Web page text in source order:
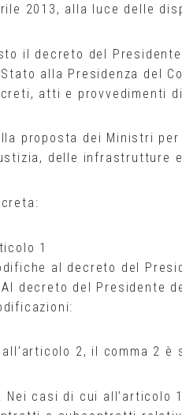
2013, alla luce delle
il decreto del
alla Presidenza del
atti e provvedimenti
proposta dei Ministri
delle infrastrutture
1
al decreto del
decreto del Presidente
all’articolo 2, il comma 2
Nei casi di cui all’articolo